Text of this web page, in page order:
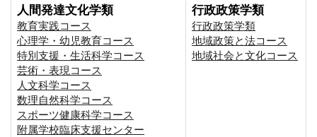
人間発達文化学類
教育実践コース
心理学・幼児教育コース
特別支援・生活科学コース
芸術・表現コース
人文科学コース
数理自然科学コース
スポーツ健康科学コース
附属学校臨床支援センター
行政政策学類
行政政策学類
地域政策と法コース
地域社会と文化コース